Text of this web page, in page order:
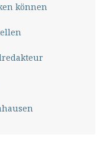
können